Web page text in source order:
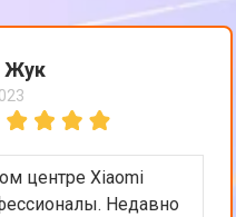
Жук
центре Xiaomi
Недавно